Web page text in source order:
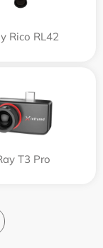
Rico RL42
T3 Pro